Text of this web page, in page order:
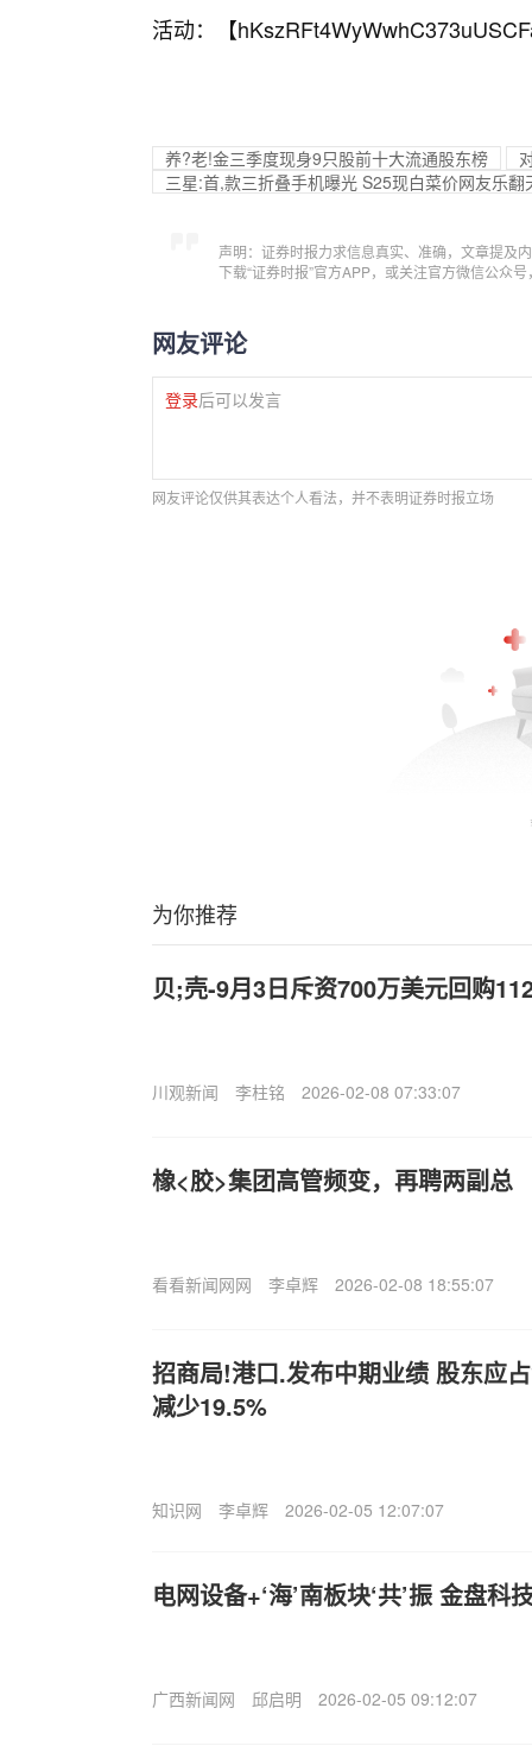
活动：【
养?老!金三季度现身9只股前十大流通股东榜
三星:首,款三折叠手机曝光 S25现白菜价网友乐翻
声明：证券时报力求信息真实、准确，文章提及
下载“证券时报”官方APP，或关注官方微信公众
网友评论
登录后可以发言
网友评论仅供其表达个人看法，并不表明证券时报立场
为你推荐
贝;壳-9月3日斥资700万美元回购
川观新闻 李柱铭 2026-02-08 07:33:07
橡<胶>集团高管频变，再聘两副总
看看新闻网网 李卓辉 2026-02-08 18:55:07
招商局!港口.发布中期业绩 股东应
减少19.5%
知识网 李卓辉 2026-02-05 12:07:07
电网设备+‘海’南板块‘共’振 金盘科
广西新闻网 邱启明 2026-02-05 09:12:07